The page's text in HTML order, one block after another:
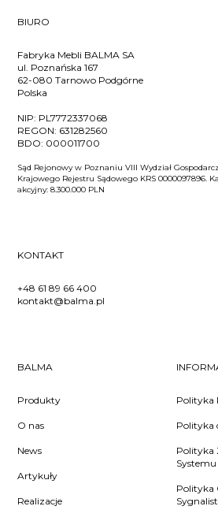
BIURO
Fabryka Mebli BALMA SA
ul. Poznańska 167
62-080 Tarnowo Podgórne
Polska
NIP: PL7772337068
REGON: 631282560
BDO: 000011700
Sąd Rejonowy w Poznaniu VIII Wydział
Krajowego Rejestru Sądowego KRS 0000097896.
akcyjny: 8.300.000 PLN
KONTAKT
+48 61 89 66 400
kontakt@balma.pl
BALMA
Produkty
O nas
News
Artykuły
Realizacje
Polityka
Polityka
Polityka
Polityka